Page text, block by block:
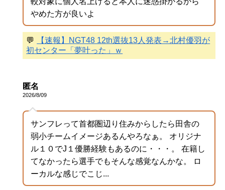
やめた方が良いよ
💬
【速報】NGT48 12th選抜13人発表→北村優羽が
初センター「夢叶った」ｗ
匿名
2026/8/09
サンフレって首都圏辺り住みからしたら田舎の
弱小チームイメージあるんやろなぁ。 オリジナ
ル１０でJ１優勝経験もあるのに・・・。 在籍し
てなかったら選手でもそんな感覚なんかな。 ロ
ーカルな感じでこじ...